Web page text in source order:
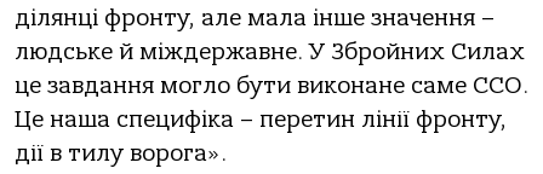
ділянці фронту, але мала інше значення –
людське й міждержавне. У Збройних Силах
це завдання могло бути виконане саме ССО.
Це наша специфіка – перетин лінії фронту,
дії в тилу ворога».